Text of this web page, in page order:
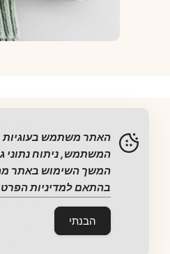
דף
סדנאות
המשתמש, ניתוח נתוני
המשך השימוש באתר
בהתאם למדיניות
הבנתי